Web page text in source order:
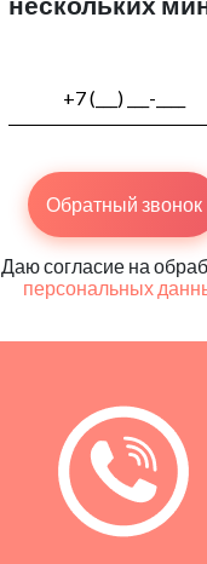
Обратный звонок
Даю согласие на
персональных